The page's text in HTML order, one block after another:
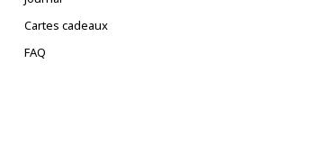
Cartes cadeaux
FAQ